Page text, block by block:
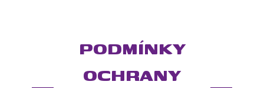
PODMÍNKY
OCHRANY